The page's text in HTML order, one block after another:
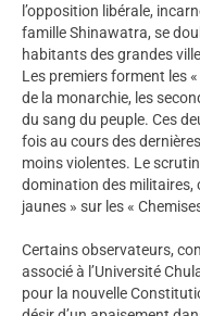
l’opposition libérale,
famille Shinawatra, se
habitants des grandes
Les premiers forment les
de la monarchie, les
du sang du peuple. Ces
fois au cours des
moins violentes. Le
domination des militaires,
jaunes » sur les «
Certains observateurs,
associé à l’Université
pour la nouvelle